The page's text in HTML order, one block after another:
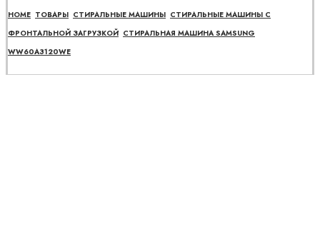
HOME ТОВАРЫ СТИРАЛЬНЫЕ МАШИНЫ СТИРАЛЬНЫЕ МАШИНЫ С
ФРОНТАЛЬНОЙ ЗАГРУЗКОЙ СТИРАЛЬНАЯ МАШИНА SAMSUNG
WW60A3120WE